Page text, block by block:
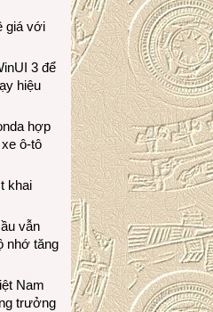
giá với
3 để
hiệu
hợp
ô-tô
khai
vẫn
nhớ tăng
Nam
trưởng